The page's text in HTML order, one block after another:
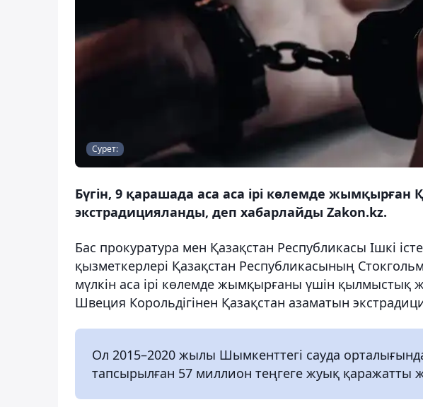
Сурет:
Бүгін, 9 қарашада аса аса ірі көлемде
экстрадицияланды, деп хабарлайды Zakon.kz.
Бас прокуратура мен Қазақстан Республикасы Ішкі
қызметкерлері Қазақстан Республикасының
мүлкін аса ірі көлемде жымқырғаны үшін қылмыстық
Швеция Корольдігінен Қазақстан азаматын
Ол 2015–2020 жылы Шымкенттегі сауда
тапсырылған 57 миллион теңгеге жуық қаражатты